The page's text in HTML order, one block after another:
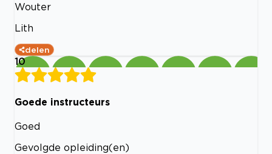
Wouter
Lith
delen
10
Goede instructeurs
Goed
Gevolgde opleiding(en)